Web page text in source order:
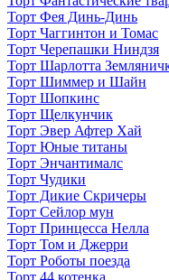
Торт Фея Динь-Динь
Торт Чаггинтон и Томас
Торт Черепашки Ниндзя
Торт Шарлотта
Торт Шиммер и Шайн
Торт Шопкинс
Торт Щелкунчик
Торт Эвер Афтер Хай
Торт Юные титаны
Торт Энчантималс
Торт Чудики
Торт Дикие Скричеры
Торт Сейлор мун
Торт Принцесса Нелла
Торт Том и Джерри
Торт Роботы поезда
Торт 44 котенка